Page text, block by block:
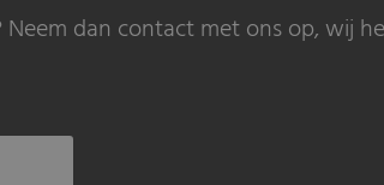
dan contact met ons op, wij